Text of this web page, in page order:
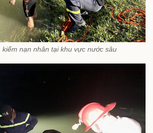
kiếm nạn nhân tại khu vực nước sâu